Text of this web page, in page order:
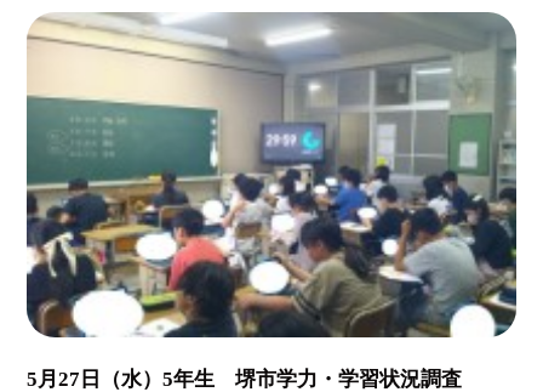
5月27日（水）5年生 堺市学力・学習状況調査